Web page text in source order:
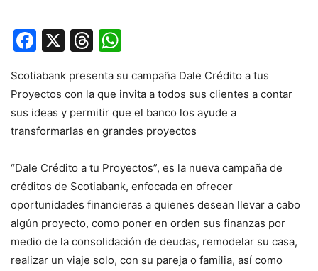
Facebook
X Threads
Scotiabank presenta su campaña Dale Crédito a tus
Proyectos con la que invita a todos sus clientes a contar
sus ideas y permitir que el banco los ayude a
transformarlas en grandes proyectos
“Dale Crédito a tu Proyectos”, es la nueva campaña de
créditos de Scotiabank, enfocada en ofrecer
oportunidades financieras a quienes desean llevar a cabo
algún proyecto, como poner en orden sus finanzas por
medio de la consolidación de deudas, remodelar su casa,
realizar un viaje solo, con su pareja o familia, así como